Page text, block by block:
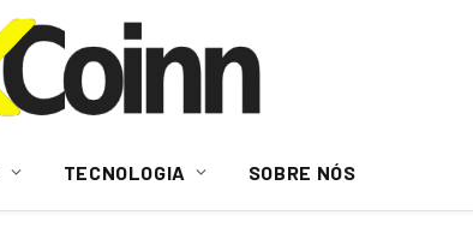
TECNOLOGIA SOBRE NÓS